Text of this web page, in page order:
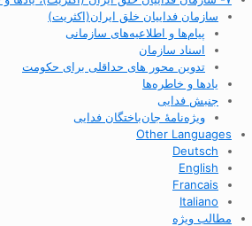
سازمان فداییان خلق ایران(اکثریت)
پیام‌ها و اطلاعیه‌های سازمانی
اسناد سازمان
تدوین محور های حداقلی برای حکومت
یادها و خاطره‌ها
جنبش فدایی
ویژه‌نامهٔ جان‌باختگان فدایی
Other Languages
Deutsch
English
Francais
Italiano
مطالب ویژه